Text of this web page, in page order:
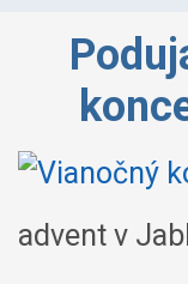
advent v